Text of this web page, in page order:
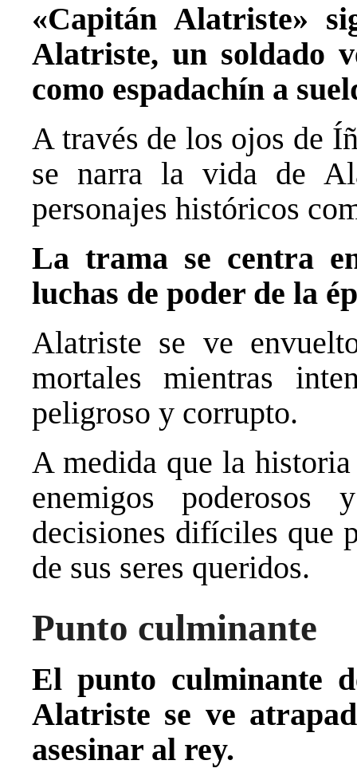
«Capitán Alatriste»
Alatriste, un soldado
como espadachín a
A través de los ojos de
se narra la vida de
personajes históricos
La trama se centra
luchas de poder de la
Alatriste se ve
mortales mientras
peligroso y corrupto.
A medida que la
enemigos
decisiones difíciles que
de sus seres queridos.
Punto culminante
El punto culminante
Alatriste se ve
asesinar al rey.